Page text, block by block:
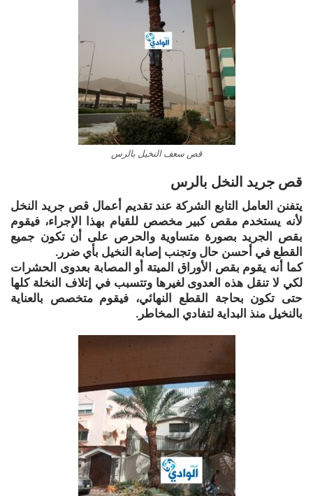
قص سعف النخيل بالرس
قص جريد النخل بالرس
يتفنن العامل التابع الشركة عند تقديم أعمال قص جريد النخل
لأنه يستخدم مقص كبير مخصص للقيام بهذا الإجراء، فيقوم
بقص الجريد بصورة متساوية والحرص على أن تكون جميع
القطع في أحسن حال وتجنب إصابة النخيل بأي ضرر.
كما أنه يقوم بقص الأوراق الميتة أو المصابة بعدوى الحشرات
لكي لا تنقل هذه العدوى لغيرها وتتسبب في إتلاف النخلة كلها
حتى تكون بحاجة القطع النهائي، فيقوم متخصص بالعناية
بالنخيل منذ البداية لتفادي المخاطر.